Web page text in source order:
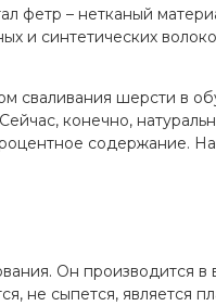
фетр – нетканый
и синтетических
сваливания шерсти в
конечно,
содержание.
Он производится
не сыпется, является